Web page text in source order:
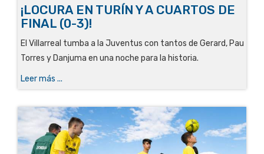
¡LOCURA EN TURÍN Y A CUARTOS DE
FINAL (0-3)!
El Villarreal tumba a la Juventus con tantos de Gerard, Pau
Torres y Danjuma en una noche para la historia.
Leer más ...